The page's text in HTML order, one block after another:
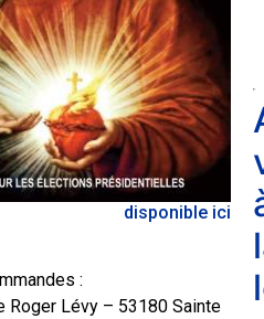
disponible ici
:
Roger Lévy – 53180 Sainte